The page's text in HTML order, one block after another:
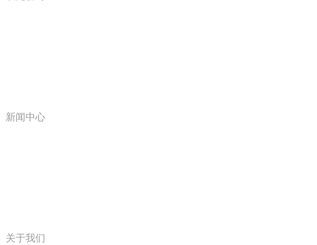
新闻中心
关于我们